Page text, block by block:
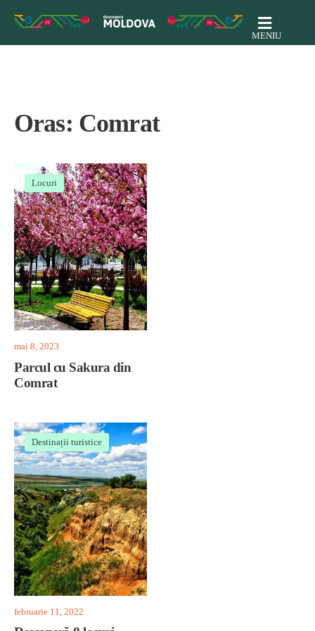
MENIU
Oras: Comrat
Locuri
mai 8, 2023
Parcul cu Sakura din
Comrat
Destinații turistice
februarie 11, 2022